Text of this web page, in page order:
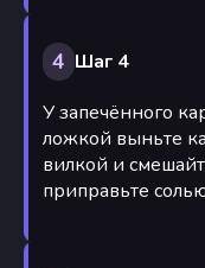
4 Шаг 4
У запечённого
ложкой выньте
вилкой и
приправьте